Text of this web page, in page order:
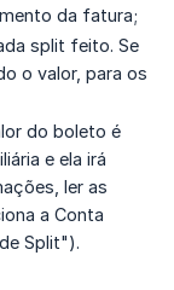
da fatura;
split feito. Se
o valor, para os
do boleto é
e ela irá
ler as
a Conta
Split").